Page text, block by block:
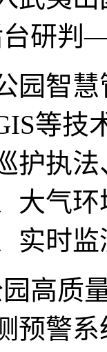
研判
智慧
等技
护执
大气
实时
质量
预警